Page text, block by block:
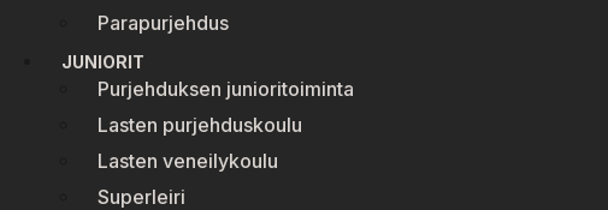
Parapurjehdus
JUNIORIT
Purjehduksen junioritoiminta
Lasten purjehduskoulu
Lasten veneilykoulu
Superleiri